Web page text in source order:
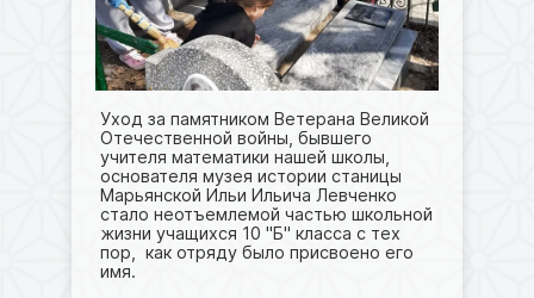
Уход за памятником Ветерана Великой
Отечественной войны, бывшего
учителя математики нашей школы,
основателя музея истории станицы
Марьянской Ильи Ильича Левченко
стало неотъемлемой частью школьной
жизни учащихся 10 "Б" класса с тех
пор, как отряду было присвоено его
имя.